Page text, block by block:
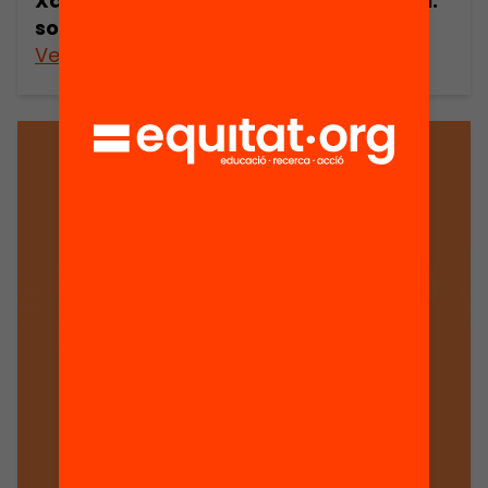
solidaritat internacional i antiracisme
Veure’n més